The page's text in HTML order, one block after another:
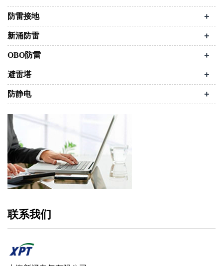
防雷接地 +
新涌防雷 +
OBO防雷 +
避雷塔 +
防静电 +
联系我们